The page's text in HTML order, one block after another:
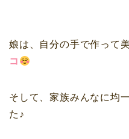
娘は、自分の手で作って
コ
そして、家族みんなに均
た♪